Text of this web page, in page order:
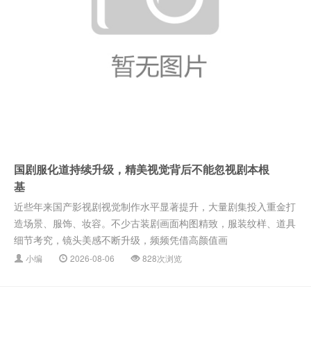
国剧服化道持续升级，精美视觉背后不能忽视剧本根
基
近些年来国产影视剧视觉制作水平显著提升，大量剧集投入重金打
造场景、服饰、妆容。不少古装剧画面构图精致，服装纹样、道具
细节考究，镜头美感不断升级，频频凭借高颜值画
小编 2026-08-06 828次浏览